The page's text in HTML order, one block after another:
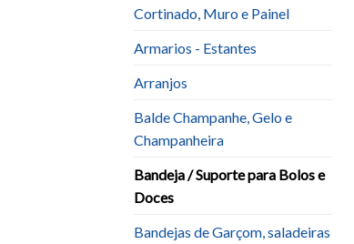
Cortinado, Muro e Painel
Armarios - Estantes
Arranjos
Balde Champanhe, Gelo e
Champanheira
Bandeja / Suporte para Bolos e
Doces
Bandejas de Garçom, saladeiras